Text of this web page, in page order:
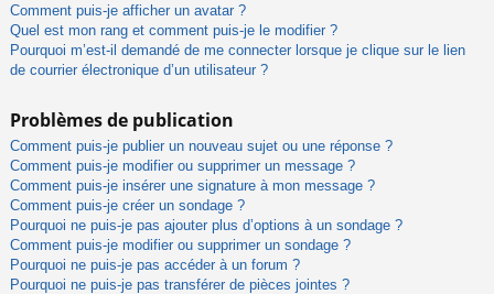
Comment puis-je afficher un avatar ?
Quel est mon rang et comment puis-je le modifier ?
Pourquoi m’est-il demandé de me connecter lorsque je clique sur le lien
de courrier électronique d’un utilisateur ?
Problèmes de publication
Comment puis-je publier un nouveau sujet ou une réponse ?
Comment puis-je modifier ou supprimer un message ?
Comment puis-je insérer une signature à mon message ?
Comment puis-je créer un sondage ?
Pourquoi ne puis-je pas ajouter plus d’options à un sondage ?
Comment puis-je modifier ou supprimer un sondage ?
Pourquoi ne puis-je pas accéder à un forum ?
Pourquoi ne puis-je pas transférer de pièces jointes ?